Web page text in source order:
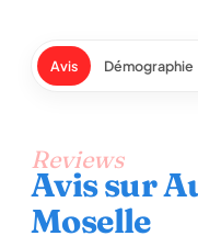
Avis Démographie
Reviews
Avis sur
Moselle